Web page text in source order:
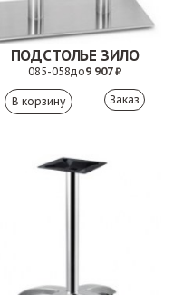
ПОДСТОЛЬЕ ЗИЛО
085-058до9 907 ₽
Заказ